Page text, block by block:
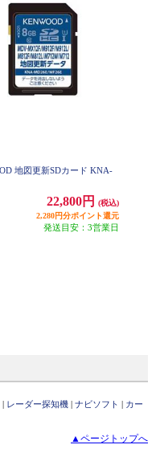
地図更新SDカード KNA-
22,800円
(税込)
2,280円分ポイント還元
発送目安：3営業日
| レーダー探知機 | ナビソフト | カー
▲ページトップへ